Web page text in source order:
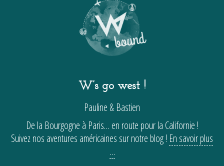
W’s go west !
Pauline & Bastien
De la Bourgogne à Paris… en route pour la Californie !
Suivez nos aventures américaines sur notre blog ! En savoir plus
…